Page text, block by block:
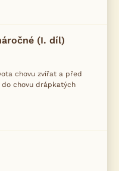
(I. díl)
chovu zvířat a před
chovu drápkatých